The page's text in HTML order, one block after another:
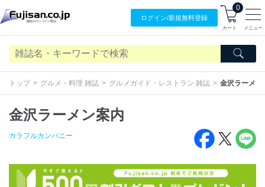
ログイン/新規無料登録
0
カート メニュー
トップ グルメ・料理 雑誌 グルメガイド・レストラン 雑誌 金沢ラーメン
金沢ラーメン案内
カラフルカンパニー